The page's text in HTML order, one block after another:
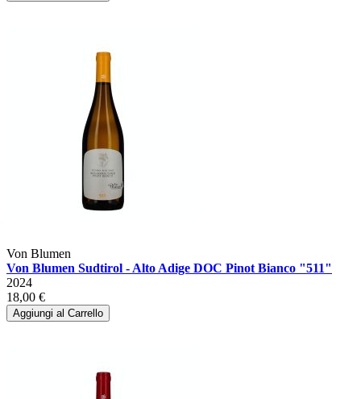
Von Blumen
Von Blumen Sudtirol - Alto Adige DOC Pinot Bianco "511"
2024
18,00 €
Aggiungi al Carrello